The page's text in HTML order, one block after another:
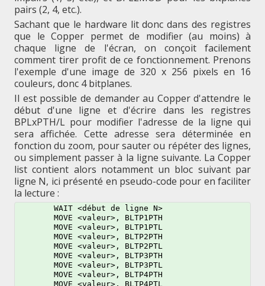
pairs (2, 4, etc.).
Sachant que le hardware lit donc dans des registres
que le Copper permet de modifier (au moins) à
chaque ligne de l'écran, on conçoit facilement
comment tirer profit de ce fonctionnement. Prenons
l'exemple d'une image de 320 x 256 pixels en 16
couleurs, donc 4 bitplanes.
Il est possible de demander au Copper d'attendre le
début d'une ligne et d'écrire dans les registres
BPLxPTH/L pour modifier l'adresse de la ligne qui
sera affichée. Cette adresse sera déterminée en
fonction du zoom, pour sauter ou répéter des lignes,
ou simplement passer à la ligne suivante. La Copper
list contient alors notamment un bloc suivant par
ligne N, ici présenté en pseudo-code pour en faciliter
la lecture :